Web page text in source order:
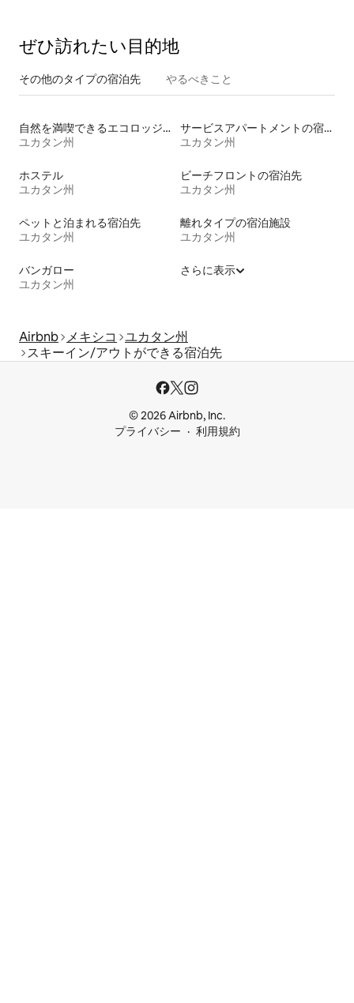
ぜひ訪⁠れ⁠た⁠い目⁠的⁠地
その他のタ⁠イ⁠プ⁠の宿⁠泊⁠先 やるべきこと
自然を満喫できるエコロッジの宿泊施設
ユカタン州
サービスアパートメントの宿泊施設
ユカタン州
ホステル
ユカタン州
ビーチフロントの宿泊先
ユカタン州
ペットと泊まれる宿泊先
ユカタン州
離れタイプの宿泊施設
ユカタン州
バンガロー
ユカタン州
さらに表示
Airbnb メキシコ
ユカタン州
スキーイン/アウトができる宿泊先
© 2026 Airbnb, Inc.
プライバシー
利用規約